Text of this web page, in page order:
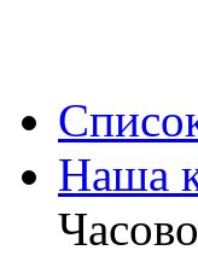
Наша